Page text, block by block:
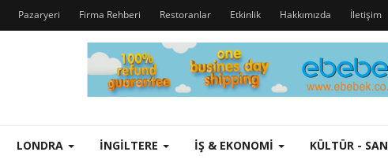
Pazaryeri Firma Rehberi Restoranlar Etkinlik Hakkımızda İletişim
LONDRA İNGILTERE İŞ & EKONOMI KÜLTÜR -